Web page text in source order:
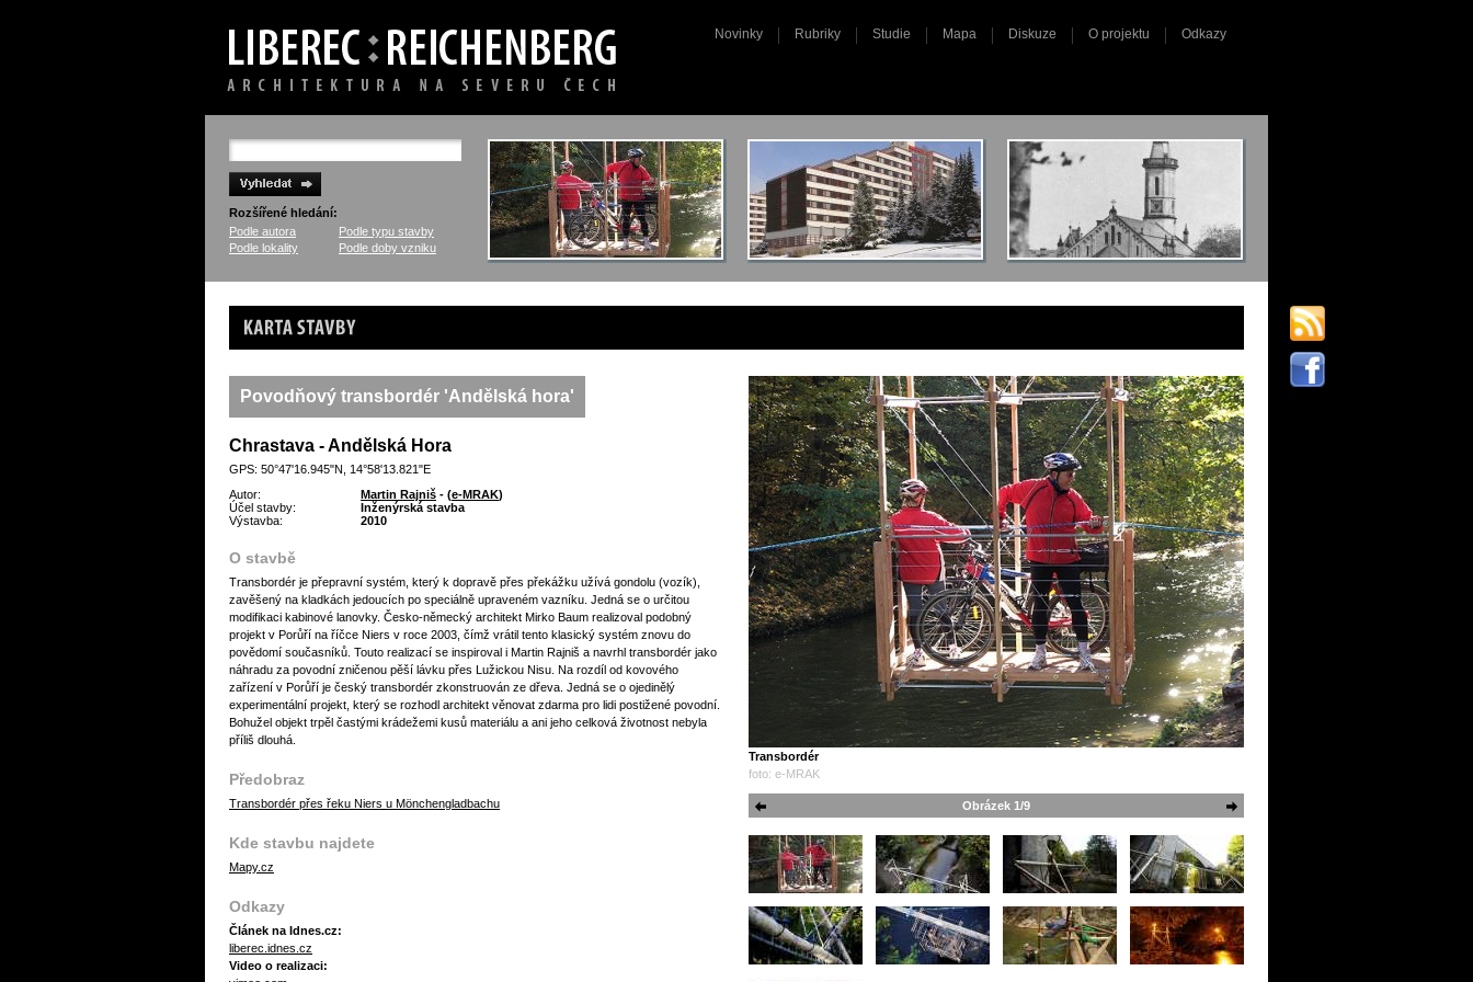
Novinky Rubriky Studie Mapa Diskuze O projektu Odkazy
Rozšířené hledání:
Podle autora
Podle typu stavby
Podle lokality
Podle doby vzniku
Karta stavby
Povodňový transbordér 'Andělská hora'
Chrastava - Andělská Hora
GPS: 50°47'16.945"N, 14°58'13.821"E
Autor:
Martin Rajniš - (e-MRAK)
Účel stavby:
Inženýrská stavba
Výstavba:
2010
O stavbě
Transbordér je přepravní systém, který k dopravě přes překážku užívá gondolu (vozík),
zavěšený na kladkách jedoucích po speciálně upraveném vazníku. Jedná se o určitou
modifikaci kabinové lanovky. Česko-německý architekt Mirko Baum realizoval podobný
projekt v Porůří na říčce Niers v roce 2003, čímž vrátil tento klasický systém znovu do
povědomí současníků. Touto realizací se inspiroval i Martin Rajniš a navrhl transbordér jako
náhradu za povodní zničenou pěší lávku přes Lužickou Nisu. Na rozdíl od kovového
zařízení v Porůří je český transbordér zkonstruován ze dřeva. Jedná se o ojedinělý
experimentální projekt, který se rozhodl architekt věnovat zdarma pro lidi postižené povodní.
Bohužel objekt trpěl častými krádežemi kusů materiálu a ani jeho celková životnost nebyla
příliš dlouhá.
Předobraz
Transbordér přes řeku Niers u Mönchengladbachu
Kde stavbu najdete
Mapy.cz
Odkazy
Článek na Idnes.cz:
liberec.idnes.cz
Video o realizaci:
Transbordér
foto: e-MRAK
Obrázek 1/9